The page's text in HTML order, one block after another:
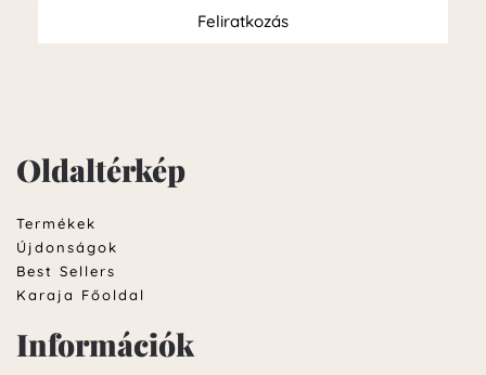
Feliratkozás
Oldaltérkép
Termékek
Újdonságok
Best Sellers
Karaja Főoldal
Információk